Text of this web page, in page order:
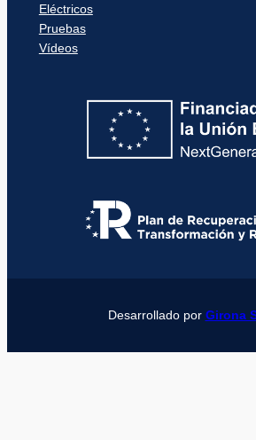
Eléctricos
Pruebas
Vídeos
Desarrollado por Girona